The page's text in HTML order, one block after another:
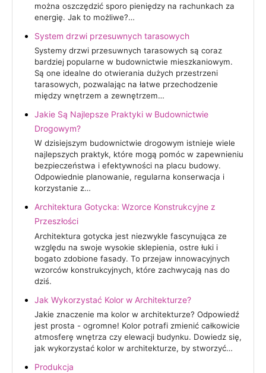
można oszczędzić sporo pieniędzy na rachunkach za
energię. Jak to możliwe?…
System drzwi przesuwnych tarasowych
Systemy drzwi przesuwnych tarasowych są coraz
bardziej popularne w budownictwie mieszkaniowym.
Są one idealne do otwierania dużych przestrzeni
tarasowych, pozwalając na łatwe przechodzenie
między wnętrzem a zewnętrzem…
Jakie Są Najlepsze Praktyki w Budownictwie
Drogowym?
W dzisiejszym budownictwie drogowym istnieje wiele
najlepszych praktyk, które mogą pomóc w zapewnieniu
bezpieczeństwa i efektywności na placu budowy.
Odpowiednie planowanie, regularna konserwacja i
korzystanie z…
Architektura Gotycka: Wzorce Konstrukcyjne z
Przeszłości
Architektura gotycka jest niezwykle fascynująca ze
względu na swoje wysokie sklepienia, ostre łuki i
bogato zdobione fasady. To przejaw innowacyjnych
wzorców konstrukcyjnych, które zachwycają nas do
dziś.
Jak Wykorzystać Kolor w Architekturze?
Jakie znaczenie ma kolor w architekturze? Odpowiedź
jest prosta - ogromne! Kolor potrafi zmienić całkowicie
atmosferę wnętrza czy elewacji budynku. Dowiedz się,
jak wykorzystać kolor w architekturze, by stworzyć…
Produkcja